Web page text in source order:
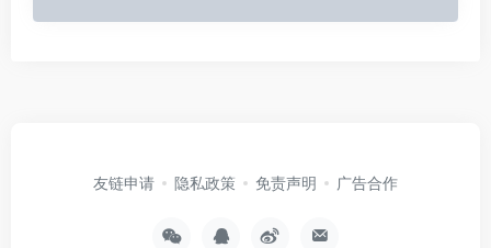
友链申请 隐私政策 免责声明 广告合作